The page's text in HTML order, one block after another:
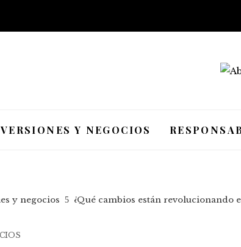
Y NEGOCIOS
y negocios ¿Qué cambios están revolucionando